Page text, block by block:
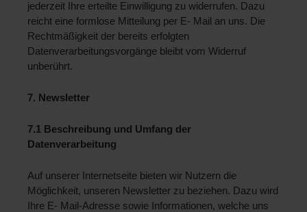
jederzeit Ihre erteilte Einwilligung zu widerrufen. Dazu
reicht eine formlose Mitteilung per E- Mail an uns. Die
Rechtmäßigkeit der bereits erfolgten
Datenverarbeitungsvorgänge bleibt vom Widerruf
unberührt.
7. Newsletter
7.1 Beschreibung und Umfang der
Datenverarbeitung
Auf unserer Internetseite bieten wir Nutzern die
Möglichkeit, unseren Newsletter zu beziehen. Dazu wird
Ihre E- Mail-Adresse sowie Informationen, welche uns